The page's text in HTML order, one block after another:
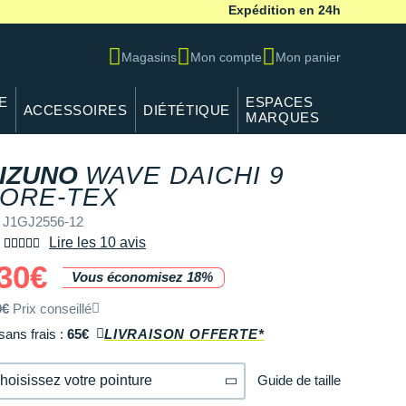
Expédition en 24h
Magasins Mon compte Mon panier
ACCESSOIRES DIÉTÉTIQUE
ESPACES
MARQUES
WAVE DAICHI 9
TEXREF J1GJ2556-12
J1GJ2556-12
Lire les 10 avis
Vous économisez 18%
Prix conseillé
frais : 65€ LIVRAISON OFFERTE*
votre pointure Guide de taille